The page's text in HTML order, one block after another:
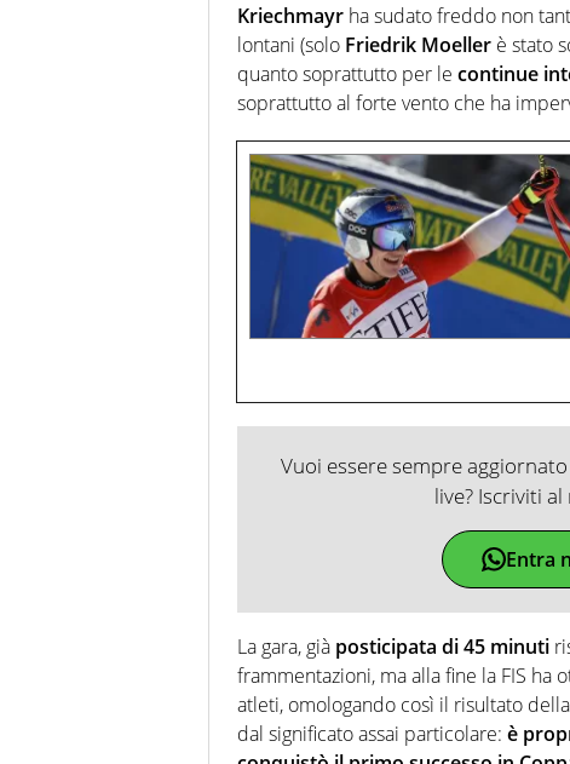
Kriechmayr ha sudato freddo non
lontani (solo Friedrik Moeller è stato
quanto soprattutto per le continue
soprattutto al forte vento che ha
Vuoi essere sempre
live? Iscriviti
Entra
La gara, già posticipata di 45 minuti
frammentazioni, ma alla fine la FIS ha
atleti, omologando così il risultato
dal significato assai particolare: è